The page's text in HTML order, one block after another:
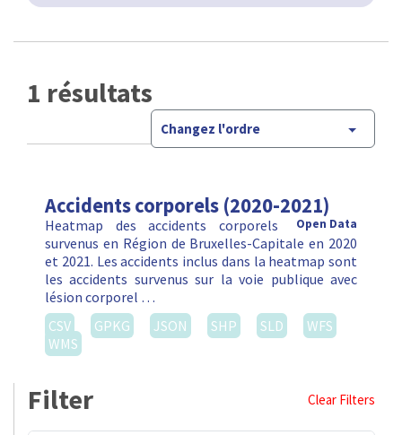
1 résultats
Changez l'ordre
Accidents corporels (2020-2021)
Open Data
Heatmap des accidents corporels
survenus en Région de Bruxelles-Capitale en 2020
et 2021. Les accidents inclus dans la heatmap sont
les accidents survenus sur la voie publique avec
lésion corporel …
CSV
GPKG JSON SHP SLD
WFS
WMS
Filter Clear Filters